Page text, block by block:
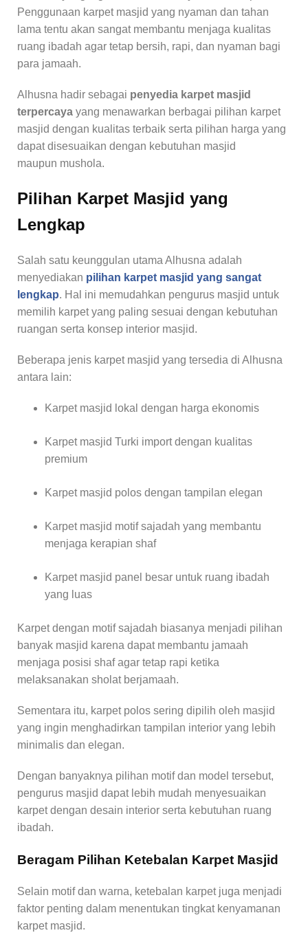
Penggunaan karpet masjid yang nyaman dan tahan
lama tentu akan sangat membantu menjaga kualitas
ruang ibadah agar tetap bersih, rapi, dan nyaman bagi
para jamaah.
Alhusna hadir sebagai penyedia karpet masjid
terpercaya yang menawarkan berbagai pilihan karpet
masjid dengan kualitas terbaik serta pilihan harga yang
dapat disesuaikan dengan kebutuhan masjid
maupun mushola.
Pilihan Karpet Masjid yang
Lengkap
Salah satu keunggulan utama Alhusna adalah
menyediakan pilihan karpet masjid yang sangat
lengkap. Hal ini memudahkan pengurus masjid untuk
memilih karpet yang paling sesuai dengan kebutuhan
ruangan serta konsep interior masjid.
Beberapa jenis karpet masjid yang tersedia di Alhusna
antara lain:
Karpet masjid lokal dengan harga ekonomis
Karpet masjid Turki import dengan kualitas
premium
Karpet masjid polos dengan tampilan elegan
Karpet masjid motif sajadah yang membantu
menjaga kerapian shaf
Karpet masjid panel besar untuk ruang ibadah
yang luas
Karpet dengan motif sajadah biasanya menjadi pilihan
banyak masjid karena dapat membantu jamaah
menjaga posisi shaf agar tetap rapi ketika
melaksanakan sholat berjamaah.
Sementara itu, karpet polos sering dipilih oleh masjid
yang ingin menghadirkan tampilan interior yang lebih
minimalis dan elegan.
Dengan banyaknya pilihan motif dan model tersebut,
pengurus masjid dapat lebih mudah menyesuaikan
karpet dengan desain interior serta kebutuhan ruang
ibadah.
Beragam Pilihan Ketebalan Karpet Masjid
Selain motif dan warna, ketebalan karpet juga menjadi
faktor penting dalam menentukan tingkat kenyamanan
karpet masjid.